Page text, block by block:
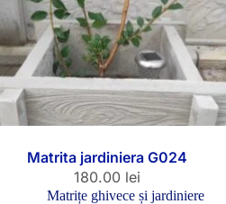
Matrita jardiniera G024
180.00 lei
Matrițe ghivece și jardiniere